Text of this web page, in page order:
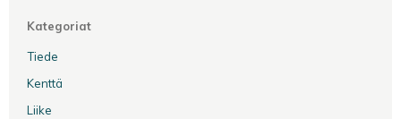
Kategoriat
Tiede
Kenttä
Liike